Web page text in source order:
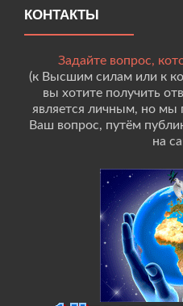
КОНТАКТЫ
Задайте вопрос,
(к Высшим силам или к
вы хотите получить
является личным, но мы
Ваш вопрос, путём
на